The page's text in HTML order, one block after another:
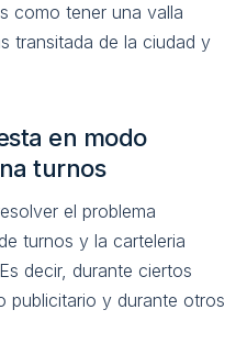
como tener una valla
transitada de la ciudad y
en modo
turnos
el problema
turnos y la carteleria
decir, durante ciertos
publicitario y durante otros